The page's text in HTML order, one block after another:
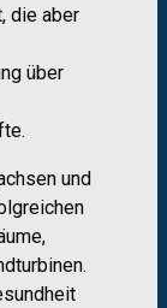
die aber
über
und